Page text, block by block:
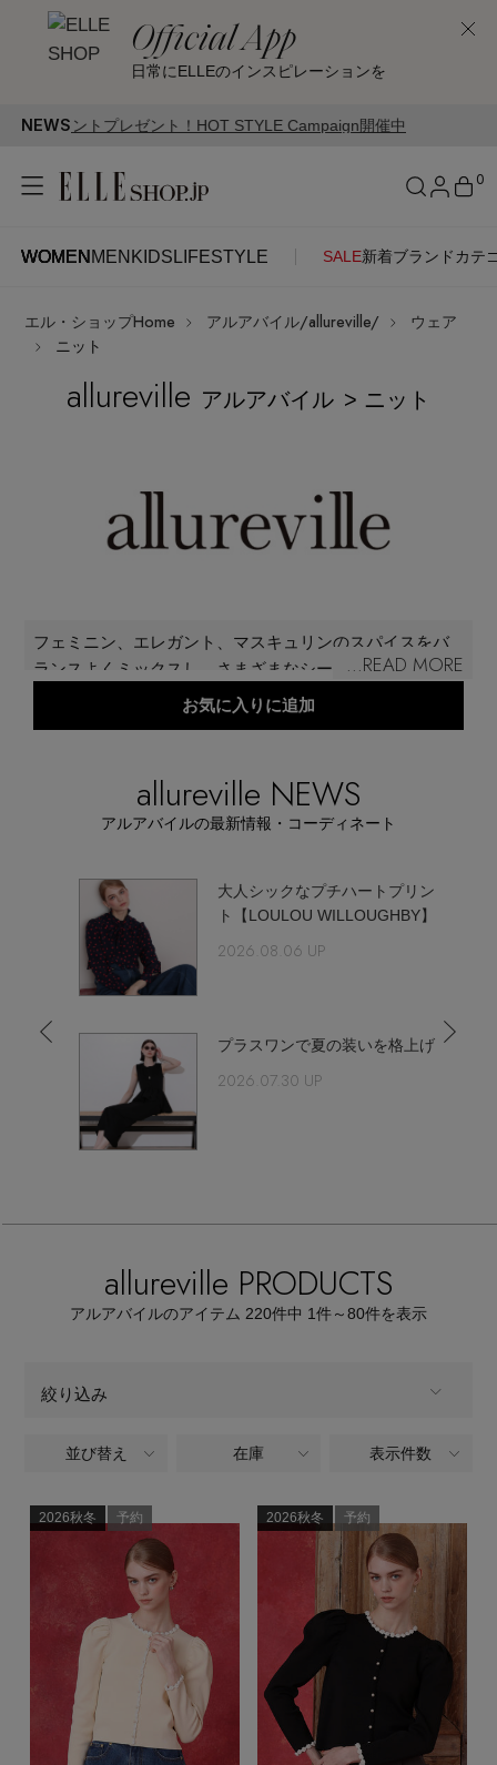
Official App
日常にELLEのインスピレーションを
NEWSCampaign開催中
WOMEN MEN KIDS LIFESTYLE SALE新着ブランド カテ
0
WOMENMENKIDSLIFESTYLE
ITEMS
再入荷アイテム
ブランド
最旬！トレンドワード
【予約】新作ウェアをチェック
【日傘】完全遮光・軽量傘
【サンダル】ビーサンの季節！
【リネン】涼しい夏素材
【CFCL】注目のPOP-UP
【雨の日】急な雨対策グッズ
【ペプラム】トレンドシルエット
【ジュエリー】シルバーでクールに
アイテム一覧
SALE
CATEGORY
ウェア
すべてのウェア
ワンピース・チュニック
スカート
ジャケット
ニット
コート
ルームウェア・パジャマ
シューズ
パンプス
フラットシューズ
レインシューズ
すべてのバッグ・財布
カゴバッグ
ハンドバッグ
財布・小物
ボディバッグ・ウェストポーチ
クラッチバッグ
ファッション小物
すべてのファッション小物
スマートフォンケース・タブレットケース
アイウェア
ベルト
アクセサリー
バングル・ブレスレット
リング
コサージュ・ブローチ
アンクレット
スポーツ
バッグ・小物
水着・スイムウェア
CONTENTS
特集一覧
NEW IN BRAND
はじめてご利用の方
いち早くお届けします。
ご登録はこちら
カスタマーサポート
エル・ショップHome アルアバイル/allureville/
ウェア
ニット
allureville アルアバイル > ニット
...READ MORE
フェミニン、エレガント、マスキュリンのスパイスをバ
ランスよくミックスし、さまざまなシーンに対応したス
タイルを提案する「allureville（アルアバイル）」。いつ
バイル」と、ドレスラインに特化し、MOONとSUNとい
うカテゴリーをもった「ルルウィルビー」のふたつのオ
スト、シーンごとにミックスしてスタイリング。
お気に入りに追加
allureville NEWS
アルアバイルの最新情報・コーディネート
大人シックなプチハートプリン
ト【LOULOU WILLOUGHBY】
2026.08.06 UP
プラスワンで夏の装いを格上げ
2026.07.30 UP
allureville PRODUCTS
アルアバイルのアイテム 220件中 1件～80件を表示
絞り込み
商品タイプ ALL
CATEGORY ウェア,ニット
COLOR 全てのカラー
PATTERN 全てのパターン
SIZE 全てのサイズ
並び替え 在庫 表示件数
2026秋冬 予約 2026秋冬 予約